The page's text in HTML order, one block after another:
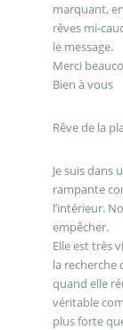
marquant,
rêves mi-
le message.
Merci
Bien à vous
Rêve de la
Je suis dans
rampante
l’intérieur.
empêcher.
Elle est très
la recherche
quand elle
véritable
plus forte